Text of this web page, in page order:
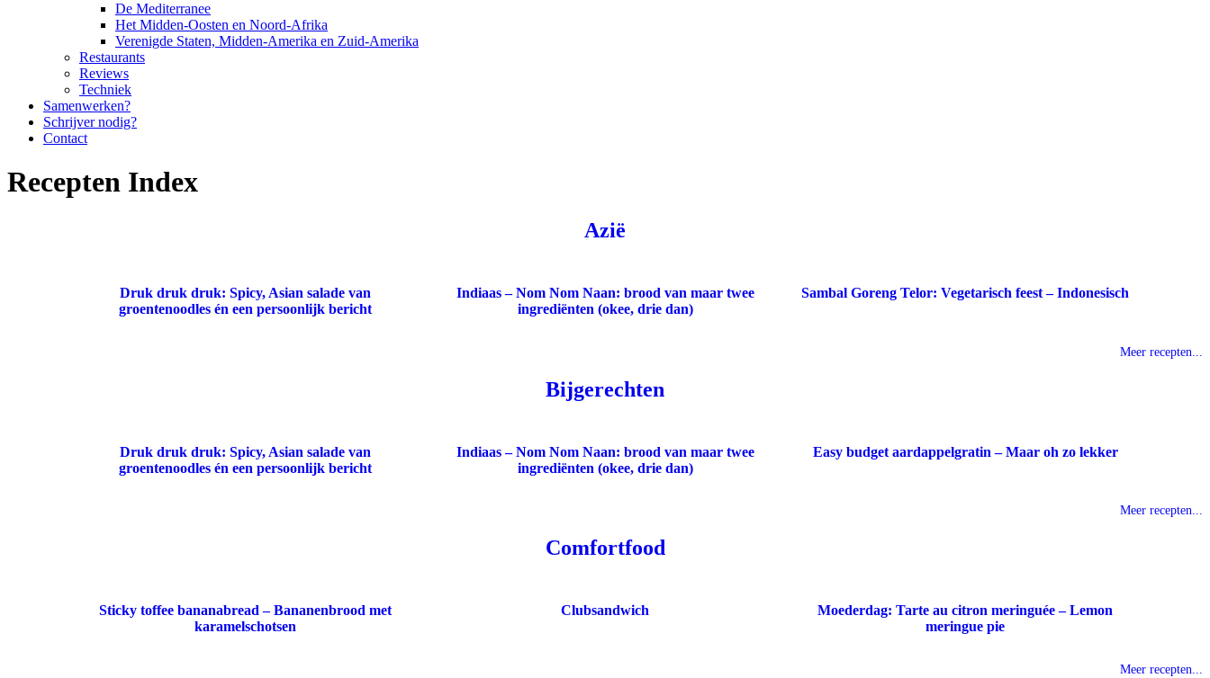
De Mediterranee
Het Midden-Oosten en Noord-Afrika
Verenigde Staten, Midden-Amerika en Zuid-Amerika
Restaurants
Reviews
Techniek
Samenwerken?
Schrijver nodig?
Contact
Recepten Index
Azië
Druk druk druk: Spicy, Asian salade van
groentenoodles én een persoonlijk bericht
Indiaas – Nom Nom Naan: brood van maar twee
ingrediënten (okee, drie dan)
Sambal Goreng Telor: Vegetarisch feest – Indonesisch
Meer recepten...
Bijgerechten
Druk druk druk: Spicy, Asian salade van
groentenoodles én een persoonlijk bericht
Indiaas – Nom Nom Naan: brood van maar twee
ingrediënten (okee, drie dan)
Easy budget aardappelgratin – Maar oh zo lekker
Meer recepten...
Comfortfood
Sticky toffee bananabread – Bananenbrood met
karamelschotsen
Clubsandwich
Moederdag: Tarte au citron meringuée – Lemon
meringue pie
Meer recepten...